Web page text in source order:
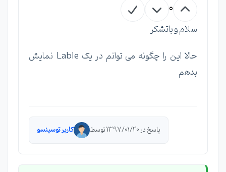
0
سلام و باتشکر
حالا این را چگونه می توانم در یک Lable نمایش
بدهم
پاسخ در 1397/01/20 توسط کاربر توسینسو